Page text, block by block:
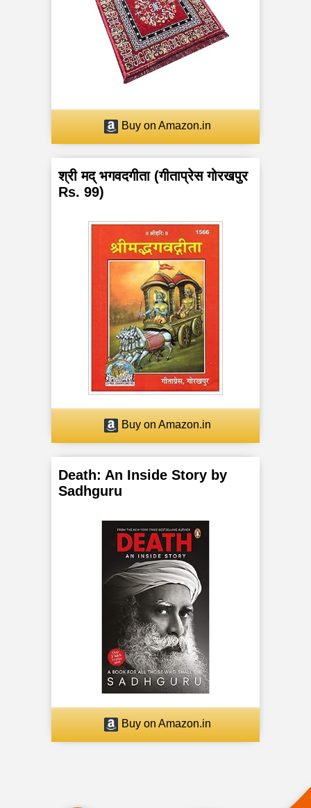
Buy on Amazon.in
श्री मद् भगवदगीता (गीताप्रेस गोरखपुर
Rs. 99)
Buy on Amazon.in
Death: An Inside Story by
Sadhguru
Buy on Amazon.in